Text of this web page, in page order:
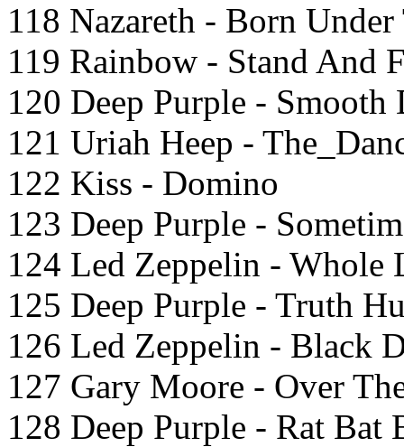
118 Nazareth - Born
119 Rainbow - Stand And
120 Deep Purple - Smooth
121 Uriah Heep -
122 Kiss - Domino
123 Deep Purple -
124 Led Zeppelin - Whole
125 Deep Purple - Truth
126 Led Zeppelin - Black
127 Gary Moore - Over
128 Deep Purple - Rat Bat